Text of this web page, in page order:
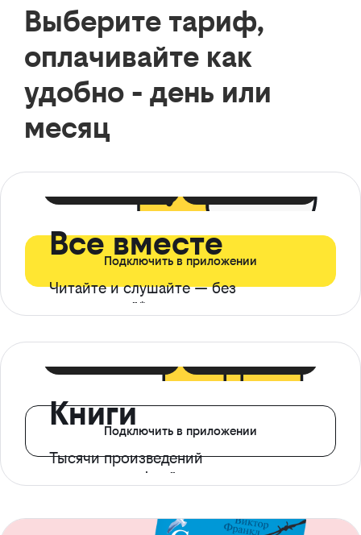
Выберите тариф,
оплачивайте как
удобно - день или
месяц
Все вместе
Читайте и слушайте — без
ограничений*
Подключить в приложении
Книги
Тысячи произведений
с доступом офлайн
Подключить в приложении